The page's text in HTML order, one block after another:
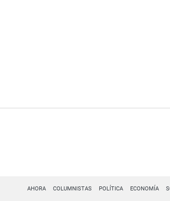
AHORA COLUMNISTAS POLÍTICA ECONOMÍA